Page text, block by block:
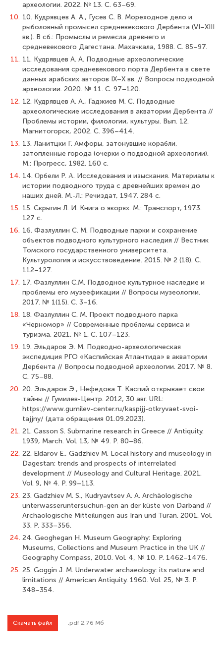
археологии. 2022. № 13. С. 63–69.
10. 10. Кудрявцев А. А., Гусев С. В. Мореходное дело и
рыболовный промысел средневекового Дербента (VI–XIII
вв.). В сб.: Промыслы и ремесла древнего и
средневекового Дагестана. Махачкала, 1988. С. 85–97.
11. 11. Кудрявцев А. А. Подводные археологические
исследования средневекового порта Дербента в свете
данных арабских авторов IX–X вв. // Вопросы подводной
археологии. 2020. № 11. С. 97–120.
12. 12. Кудрявцев А. А., Гаджиев М. С. Подводные
археологические исследования в акватории Дербента //
Проблемы истории, филологии, культуры. Вып. 12.
Магнитогорск, 2002. С. 396–414.
13. 13. Ланитцки Г. Амфоры, затонувшие корабли,
затопленные города (очерки о подводной археологии).
М.: Прогресс, 1982. 160 c.
14. 14. Οрбели P. Α. Исследования и изыскания. Материалы к
истории подводного труда с древнейших времен до
наших дней. М.-Л.: Речиздат, 1947. 284 с.
15. 15. Скрыгин Л. И. Книга о якорях. М.: Транспорт, 1973.
127 с.
16. 16. Фазлуллин С. М. Подводные парки и сохранение
объектов подводного культурного наследия // Вестник
Томского государственного университета.
Культурология и искусствоведение. 2015. № 2 (18). С.
112–127.
17. 17. Фазлуллин С.М. Подводное культурное наследие и
проблемы его музеефикации // Вопросы музеологии.
2017. № 1(15). С. 3–16.
18. 18. Фазлуллин С. М. Проект подводного парка
«Черномор» // Современные проблемы сервиса и
туризма. 2021, № 1. С. 107–123.
19. 19. Эльдаров Э. М. Подводно-археологическая
экспедиция РГО «Каспийская Атлантида» в акватории
Дербента // Вопросы подводной археологии. 2017. № 8.
С. 75–88.
20. 20. Эльдаров Э., Нефедова Т. Каспий открывает свои
тайны // Гумилев-Центр. 2012, 30 авг. URL:
https://www.gumilev-center.ru/kaspijj-otkryvaet-svoi-
tajjny/ (дата обращения 01.09.2023).
21. 21. Casson S. Submarine research in Greece // Antiquity.
1939, March. Vol. 13, № 49. Р. 80–86.
22. 22. Eldarov E., Gadzhiev M. Local history and museology in
Dagestan: trends and prospects of interrelated
development // Museology and Cultural Heritage. 2021.
Vol. 9, № 4. Р. 99–113.
23. 23. Gadzhiev M. S., Kudryavtsev A. A. Archäologische
unterwasseruntersuchun-gen an der küste von Darband //
Archaologische Mitteilungen aus Iran und Turan. 2001. Vol.
33. Р. 333–356.
24. 24. Geoghegan H. Museum Geography: Exploring
Museums, Collections and Museum Practice in the UK //
Geography Compass, 2010. Vol. 4, № 10. Р. 1462–1476.
25. 25. Goggin J. M. Underwater archaeology: its nature and
limitations // American Antiquity. 1960. Vol. 25, № 3. Р.
348–354.
Скачать файл .pdf 2.76 Мб